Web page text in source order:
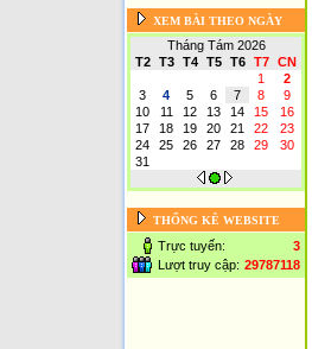
XEM BÀI THEO NGÀY
Tháng Tám 2026
T2
T3 T4 T5 T6 T7
CN
1
2
3
4 5 6 7 8
9
10
11 12 13 14 15
16
17
18 19 20 21 22
23
24
25 26 27 28 29
30
31
THỐNG KÊ WEBSITE
Trực tuyến:
3
Lượt truy cập: 29787118